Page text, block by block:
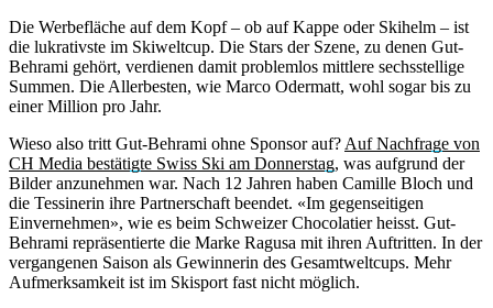
Die Werbefläche auf dem Kopf – ob auf Kappe oder Skihelm – ist
die lukrativste im Skiweltcup. Die Stars der Szene, zu denen Gut-
Behrami gehört, verdienen damit problemlos mittlere sechsstellige
Summen. Die Allerbesten, wie Marco Odermatt, wohl sogar bis zu
einer Million pro Jahr.
Wieso also tritt Gut-Behrami ohne Sponsor auf? Auf Nachfrage von
CH Media bestätigte Swiss Ski am Donnerstag, was aufgrund der
Bilder anzunehmen war. Nach 12 Jahren haben Camille Bloch und
die Tessinerin ihre Partnerschaft beendet. «Im gegenseitigen
Einvernehmen», wie es beim Schweizer Chocolatier heisst. Gut-
Behrami repräsentierte die Marke Ragusa mit ihren Auftritten. In der
vergangenen Saison als Gewinnerin des Gesamtweltcups. Mehr
Aufmerksamkeit ist im Skisport fast nicht möglich.